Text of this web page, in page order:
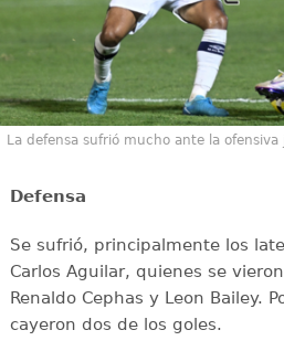
La defensa sufrió mucho ante la ofensiva
Defensa
Se sufrió, principalmente los
Carlos Aguilar, quienes se
Renaldo Cephas y Leon Bailey.
cayeron dos de los goles.